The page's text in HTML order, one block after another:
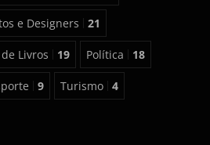
e Designers 21
Livros 19 Política 18
9 Turismo 4